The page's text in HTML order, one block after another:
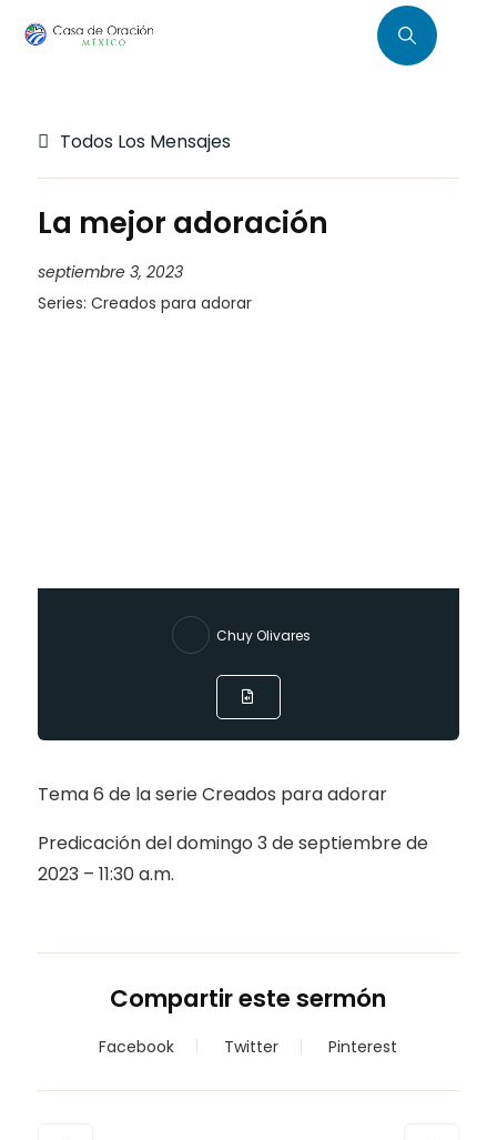
Todos Los Mensajes
La mejor adoración
septiembre 3, 2023
Series: Creados para adorar
Chuy Olivares
Tema 6 de la serie Creados para adorar
Predicación del domingo 3 de septiembre de
2023 – 11:30 a.m.
Compartir este sermón
Facebook Twitter Pinterest